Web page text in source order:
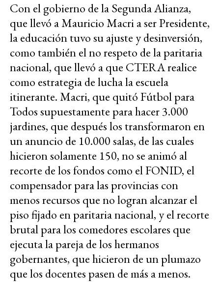
Con el gobierno de la Segunda Alianza,
que llevó a Mauricio Macri a ser Presidente,
la educación tuvo su ajuste y desinversión,
como también el no respeto de la paritaria
nacional, que llevó a que CTERA realice
como estrategia de lucha la escuela
itinerante. Macri, que quitó Fútbol para
Todos supuestamente para hacer 3.000
jardines, que después los transformaron en
un anuncio de 10.000 salas, de las cuales
hicieron solamente 150, no se animó al
recorte de los fondos como el FONID, el
compensador para las provincias con
menos recursos que no logran alcanzar el
piso fijado en paritaria nacional, y el recorte
brutal para los comedores escolares que
ejecuta la pareja de los hermanos
gobernantes, que hicieron de un plumazo
que los docentes pasen de más a menos.